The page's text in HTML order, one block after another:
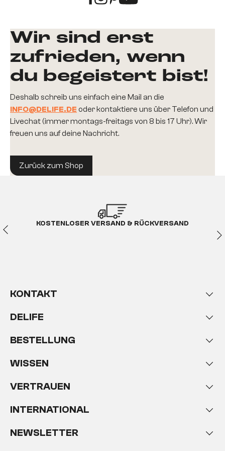
Wir sind erst
zufrieden, wenn
du begeistert bist!
Deshalb schreib uns einfach eine Mail an die
INFO@DELIFE.DE oder kontaktiere uns über Telefon und
Livechat (immer montags-freitags von 8 bis 17 Uhr). Wir
freuen uns auf deine Nachricht.
Zurück zum Shop
KOSTENLOSER VERSAND & RÜCKVERSAND
KONTAKT
DELIFE
BESTELLUNG
WISSEN
VERTRAUEN
INTERNATIONAL
NEWSLETTER